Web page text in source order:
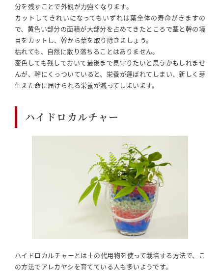
分を残すことで外観が力強くなります。
カットしてきれいになってもいずれは葉全体の寿命がきますの
で、黄色い部分の面積が大部分を占めてきたところで茎と幹の境
目をカットし、幹から葉を取り除きましょう。
枯れても、自然に散り落ちることはありません。
変色しても残しておいて最後まで見守りたいと思うかもしれませ
んが、幹にくっついていると、栄養が運ばれてしまい、新しく芽
生えた命に届けられる栄養が減ってしまいます。
ハイドロカルチャー
ハイドロカルチャーとは土の代用物を使って栽培する方法で、こ
の方法でアレカヤシを育てている人も多いようです。